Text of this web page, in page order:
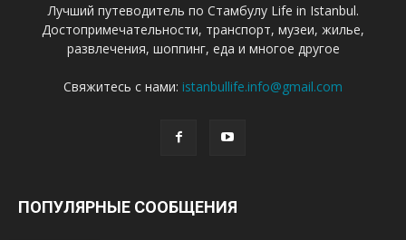
Лучший путеводитель по Стамбулу Life in Istanbul.
Достопримечательности, транспорт, музеи, жилье,
развлечения, шоппинг, еда и многое другое
Свяжитесь с нами: istanbullife.info@gmail.com
ПОПУЛЯРНЫЕ СООБЩЕНИЯ